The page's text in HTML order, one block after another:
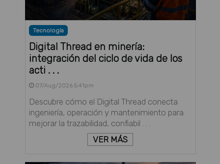
Tecnología
Digital Thread en minería:
integración del ciclo de vida de los
acti . . .
07/Aug/2026 5:41pm
Descubre cómo el Digital Thread conecta
ingeniería, operación y mantenimiento para
mejorar la trazabilidad, confiabil . . .
VER MÁS